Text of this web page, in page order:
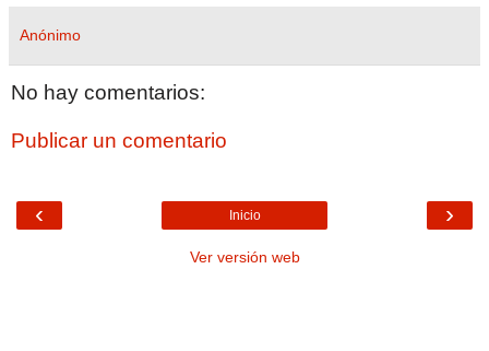
Anónimo
No hay comentarios:
Publicar un comentario
‹ ›
Inicio
Ver versión web